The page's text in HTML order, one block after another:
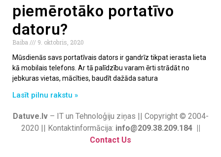
piemērotāko portatīvo
datoru?
Baiba
9. oktobris, 2020
Mūsdienās savs portatīvais dators ir gandrīz tikpat ierasta lieta
kā mobilais telefons. Ar tā palīdzību varam ērti strādāt no
jebkuras vietas, mācīties, baudīt dažāda satura
Lasīt pilnu rakstu »
Datuve.lv– IT un Tehnoloģiju ziņas || Copyright © 2004-
2020 || Kontaktinformācija: info@209.38.209.184 ||
Contact Us